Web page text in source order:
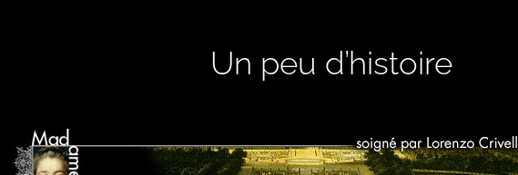
Un peu d’histoire